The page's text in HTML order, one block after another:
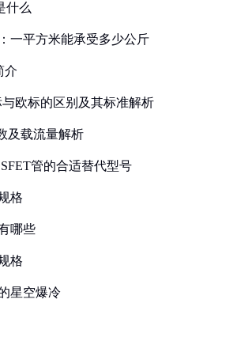
什么
一平方米能承受多少公斤
介
欧标的区别及其标准解析
及载流量解析
管的合适替代型号
格
哪些
格
星空爆冷